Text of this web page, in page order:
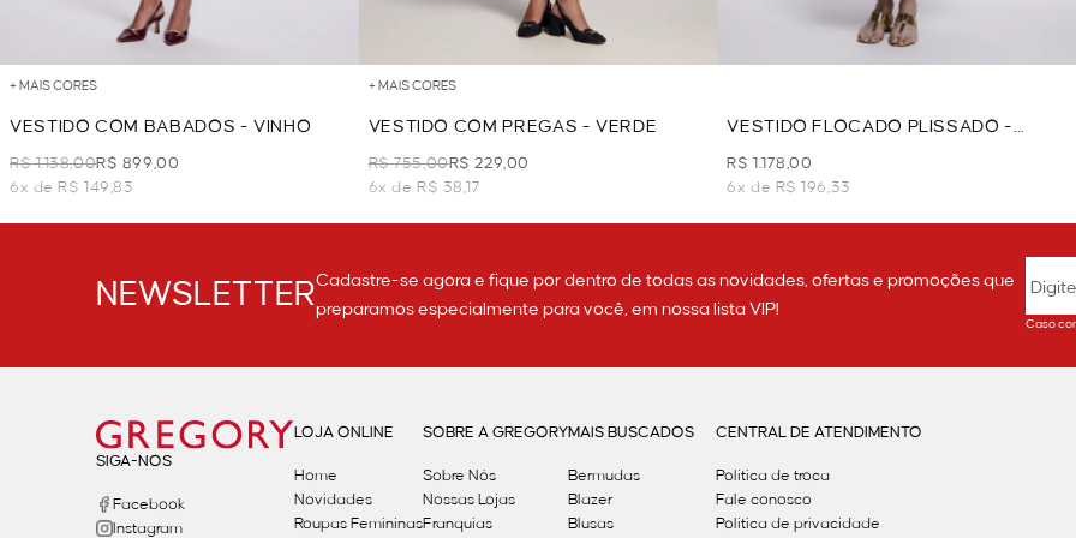
+ MAIS CORES
VESTIDO COM BABADOS - VINHO
R$ 1.138,00R$ 899,00
6x de R$ 149,83
+ MAIS CORES
VESTIDO COM PREGAS - VERDE
R$ 755,00R$ 229,00
6x de R$ 38,17
VESTIDO FLOCADO PLISSADO -
VINHO
R$ 1.178,00
6x de R$ 196,33
NEWSLETTERCadastre-se agora e fique por dentro de todas as novidades, ofertas e promoções que
preparamos especialmente para você, em nossa lista VIP!
Caso
SIGA-NOS
Facebook
Instagram
LOJA ONLINE
Home
Novidades
Roupas Femininas
SOBRE A GREGORY
Sobre Nós
Nossas Lojas
Franquias
MAIS BUSCADOS
Bermudas
Blazer
Blusas
CENTRAL DE ATENDIMENTO
Política de troca
Fale conosco
Politica de privacidade